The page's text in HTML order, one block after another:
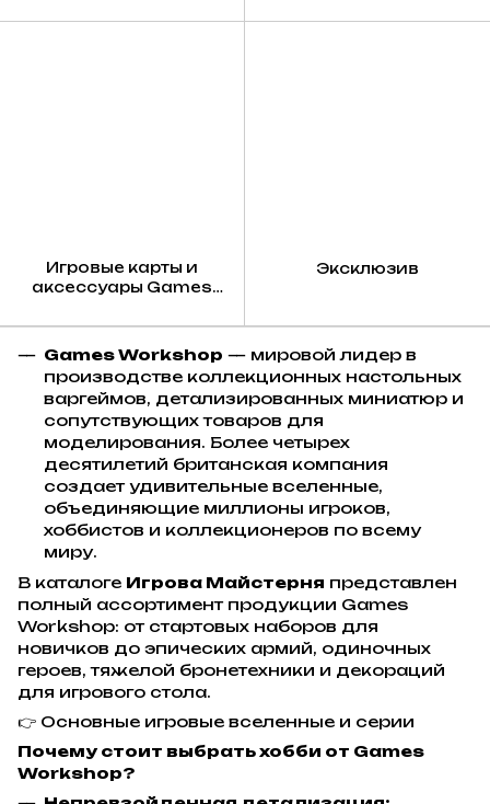
Games Workshop — мировой лидер в
производстве коллекционных настольных
варгеймов, детализированных миниатюр и
сопутствующих товаров для
моделирования. Более четырех
десятилетий британская компания
создает удивительные вселенные,
объединяющие миллионы игроков,
хоббистов и коллекционеров по всему
миру.
В каталоге Игрова Майстерня представлен
полный ассортимент продукции Games
Workshop: от стартовых наборов для
новичков до эпических армий, одиночных
героев, тяжелой бронетехники и декораций
для игрового стола.
👉 Основные игровые вселенные и серии
Почему стоит выбрать хобби от Games
Workshop?
Игровые карты и
аксессуары Games
(Warhammer)
Эксклюзив